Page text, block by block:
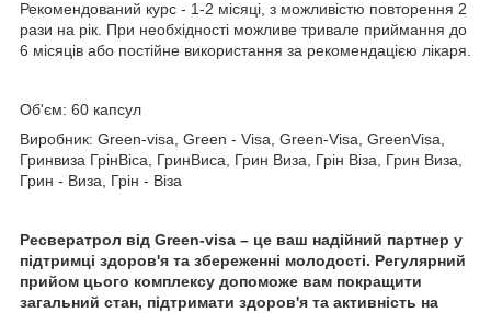
Рекомендований курс - 1-2 місяці, з можливістю повторення 2
рази на рік. При необхідності можливе тривале приймання до
6 місяців або постійне використання за рекомендацією лікаря.
Об'єм: 60 капсул
Виробник: Green-visa, Green - Visa, Green-Visa, GreenVisa,
Гринвиза ГрінВіса, ГринВиса, Грин Виза, Грін Віза, Грин Виза,
Грин - Виза, Грін - Віза
Ресвератрол від Green-visa – це ваш надійний партнер у
підтримці здоров'я та збереженні молодості. Регулярний
прийом цього комплексу допоможе вам покращити
загальний стан, підтримати здоров'я та активність на